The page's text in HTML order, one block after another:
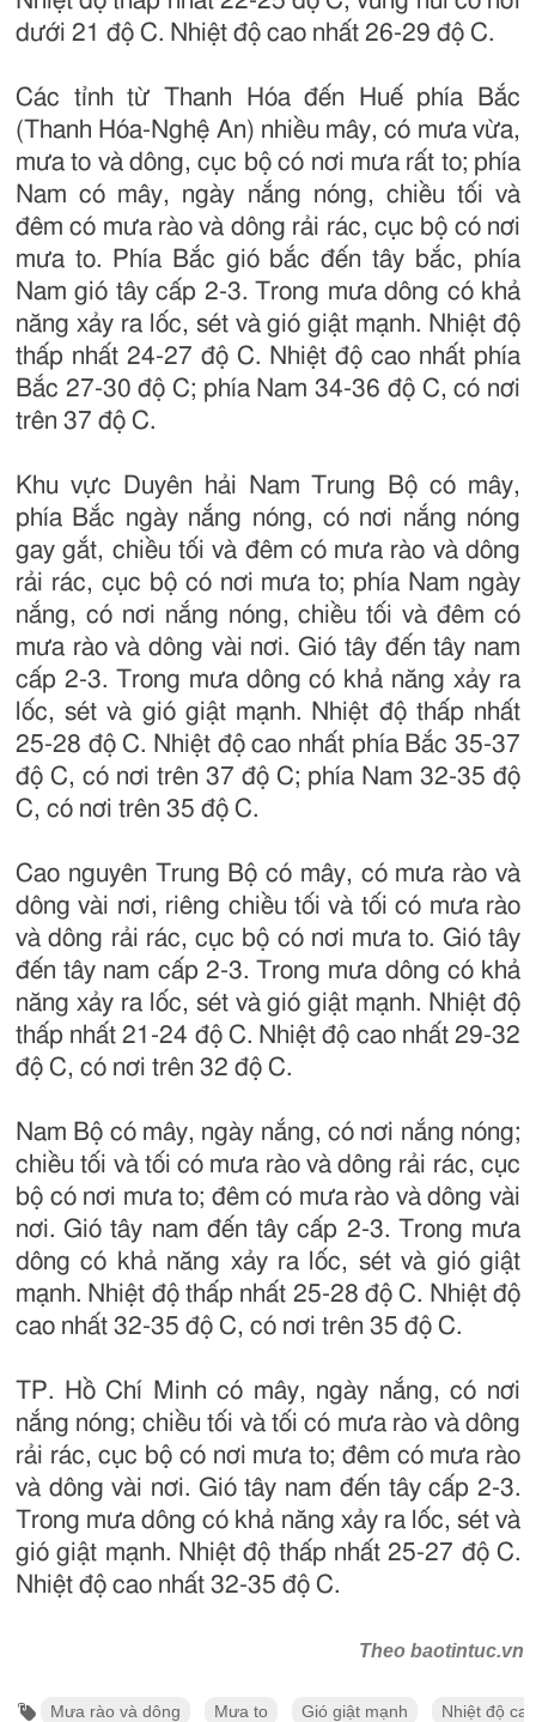
dưới 21 độ C. Nhiệt độ cao nhất 26-29 độ C.
Các tỉnh từ Thanh Hóa đến Huế phía Bắc
(Thanh Hóa-Nghệ An) nhiều mây, có mưa vừa,
mưa to và dông, cục bộ có nơi mưa rất to; phía
Nam có mây, ngày nắng nóng, chiều tối và
đêm có mưa rào và dông rải rác, cục bộ có nơi
mưa to. Phía Bắc gió bắc đến tây bắc, phía
Nam gió tây cấp 2-3. Trong mưa dông có khả
năng xảy ra lốc, sét và gió giật mạnh. Nhiệt độ
thấp nhất 24-27 độ C. Nhiệt độ cao nhất phía
Bắc 27-30 độ C; phía Nam 34-36 độ C, có nơi
trên 37 độ C.
Khu vực Duyên hải Nam Trung Bộ có mây,
phía Bắc ngày nắng nóng, có nơi nắng nóng
gay gắt, chiều tối và đêm có mưa rào và dông
rải rác, cục bộ có nơi mưa to; phía Nam ngày
nắng, có nơi nắng nóng, chiều tối và đêm có
mưa rào và dông vài nơi. Gió tây đến tây nam
cấp 2-3. Trong mưa dông có khả năng xảy ra
lốc, sét và gió giật mạnh. Nhiệt độ thấp nhất
25-28 độ C. Nhiệt độ cao nhất phía Bắc 35-37
độ C, có nơi trên 37 độ C; phía Nam 32-35 độ
C, có nơi trên 35 độ C.
Cao nguyên Trung Bộ có mây, có mưa rào và
dông vài nơi, riêng chiều tối và tối có mưa rào
và dông rải rác, cục bộ có nơi mưa to. Gió tây
đến tây nam cấp 2-3. Trong mưa dông có khả
năng xảy ra lốc, sét và gió giật mạnh. Nhiệt độ
thấp nhất 21-24 độ C. Nhiệt độ cao nhất 29-32
độ C, có nơi trên 32 độ C.
Nam Bộ có mây, ngày nắng, có nơi nắng nóng;
chiều tối và tối có mưa rào và dông rải rác, cục
bộ có nơi mưa to; đêm có mưa rào và dông vài
nơi. Gió tây nam đến tây cấp 2-3. Trong mưa
dông có khả năng xảy ra lốc, sét và gió giật
mạnh. Nhiệt độ thấp nhất 25-28 độ C. Nhiệt độ
cao nhất 32-35 độ C, có nơi trên 35 độ C.
TP. Hồ Chí Minh có mây, ngày nắng, có nơi
nắng nóng; chiều tối và tối có mưa rào và dông
rải rác, cục bộ có nơi mưa to; đêm có mưa rào
và dông vài nơi. Gió tây nam đến tây cấp 2-3.
Trong mưa dông có khả năng xảy ra lốc, sét và
gió giật mạnh. Nhiệt độ thấp nhất 25-27 độ C.
Nhiệt độ cao nhất 32-35 độ C.
Theo baotintuc.vn
Mưa rào và dông Mưa to Gió giật mạnh Nhiệt độ